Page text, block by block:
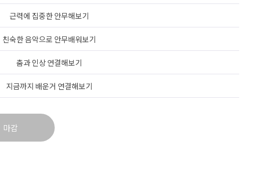
근력에 집중한 안무해보기
친숙한 음악으로 안무배워보기
춤과 인상 연결해보기
지금까지 배운거 연결해보기
마감